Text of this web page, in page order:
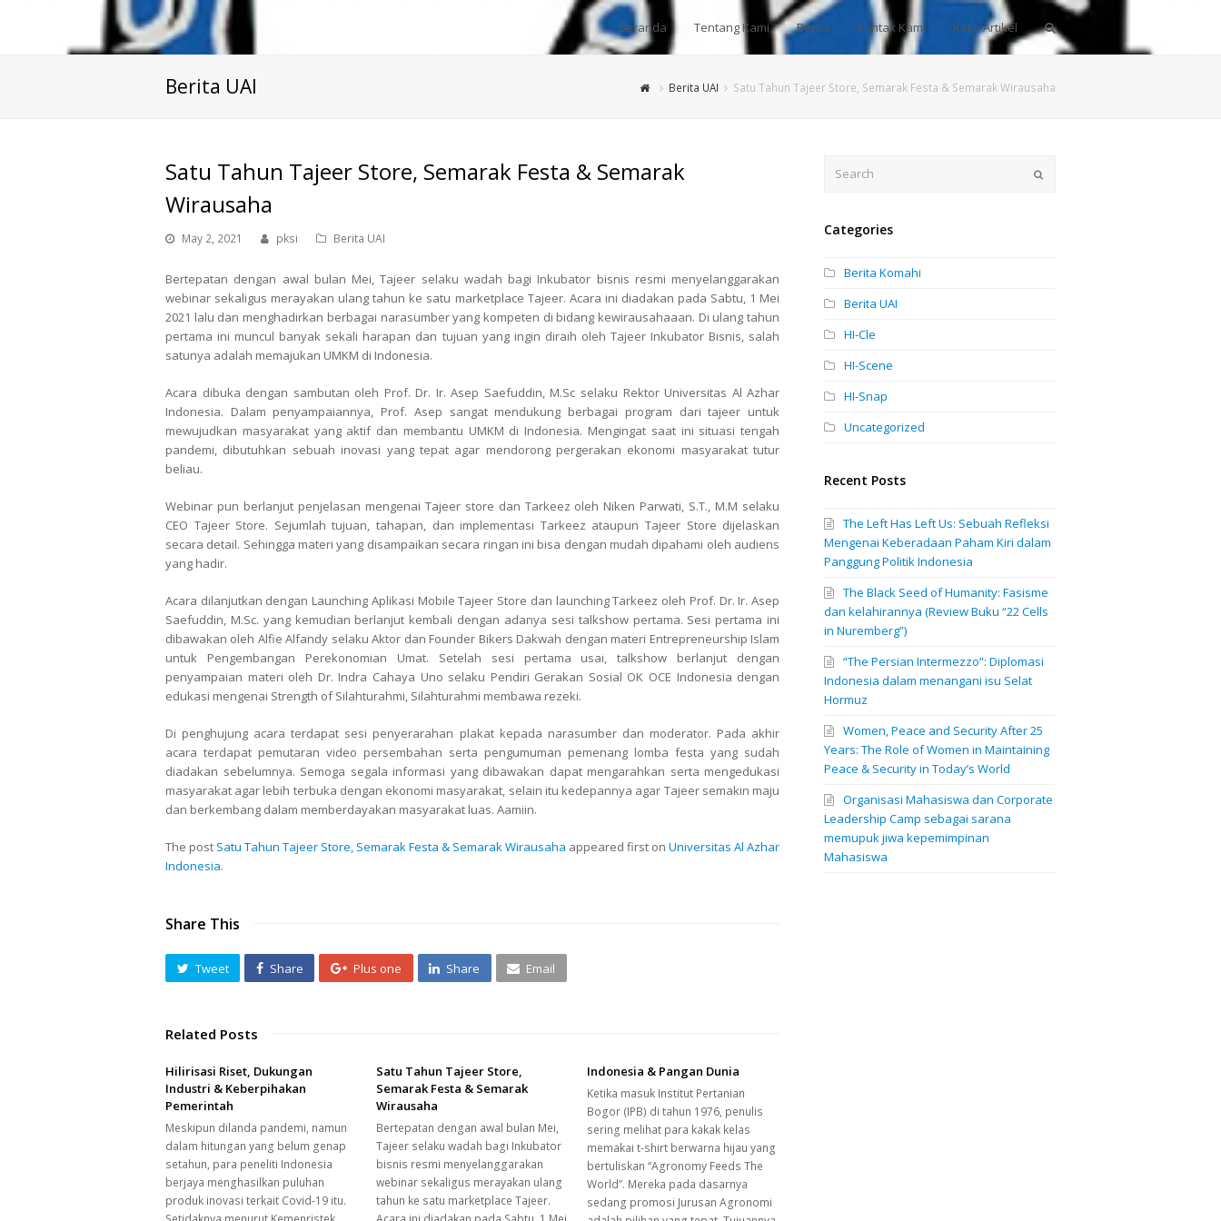
Beranda Tentang Kami Berita Kontak Kami Kirim Artikel
Berita UAI Berita UAI Satu Tahun Tajeer Store, Semarak Festa & Semarak Wirausaha
Satu Tahun Tajeer Store, Semarak Festa & Semarak
Wirausaha
May 2, 2021 pksi Berita UAI
Bertepatan dengan awal bulan Mei, Tajeer selaku wadah bagi Inkubator bisnis resmi menyelanggarakan
webinar sekaligus merayakan ulang tahun ke satu marketplace Tajeer. Acara ini diadakan pada Sabtu, 1 Mei
2021 lalu dan menghadirkan berbagai narasumber yang kompeten di bidang kewirausahaaan. Di ulang tahun
pertama ini muncul banyak sekali harapan dan tujuan yang ingin diraih oleh Tajeer Inkubator Bisnis, salah
satunya adalah memajukan UMKM di Indonesia.
Acara dibuka dengan sambutan oleh Prof. Dr. Ir. Asep Saefuddin, M.Sc selaku Rektor Universitas Al Azhar
Indonesia. Dalam penyampaiannya, Prof. Asep sangat mendukung berbagai program dari tajeer untuk
mewujudkan masyarakat yang aktif dan membantu UMKM di Indonesia. Mengingat saat ini situasi tengah
pandemi, dibutuhkan sebuah inovasi yang tepat agar mendorong pergerakan ekonomi masyarakat tutur
beliau.
Webinar pun berlanjut penjelasan mengenai Tajeer store dan Tarkeez oleh Niken Parwati, S.T., M.M selaku
CEO Tajeer Store. Sejumlah tujuan, tahapan, dan implementasi Tarkeez ataupun Tajeer Store dijelaskan
secara detail. Sehingga materi yang disampaikan secara ringan ini bisa dengan mudah dipahami oleh audiens
yang hadir.
Acara dilanjutkan dengan Launching Aplikasi Mobile Tajeer Store dan launching Tarkeez oleh Prof. Dr. Ir. Asep
Saefuddin, M.Sc. yang kemudian berlanjut kembali dengan adanya sesi talkshow pertama. Sesi pertama ini
dibawakan oleh Alfie Alfandy selaku Aktor dan Founder Bikers Dakwah dengan materi Entrepreneurship Islam
untuk Pengembangan Perekonomian Umat. Setelah sesi pertama usai, talkshow berlanjut dengan
penyampaian materi oleh Dr. Indra Cahaya Uno selaku Pendiri Gerakan Sosial OK OCE Indonesia dengan
edukasi mengenai Strength of Silahturahmi, Silahturahmi membawa rezeki.
Di penghujung acara terdapat sesi penyerarahan plakat kepada narasumber dan moderator. Pada akhir
acara terdapat pemutaran video persembahan serta pengumuman pemenang lomba festa yang sudah
diadakan sebelumnya. Semoga segala informasi yang dibawakan dapat mengarahkan serta mengedukasi
masyarakat agar lebih terbuka dengan ekonomi masyarakat, selain itu kedepannya agar Tajeer semakin maju
dan berkembang dalam memberdayakan masyarakat luas. Aamiin.
The post Satu Tahun Tajeer Store, Semarak Festa & Semarak Wirausaha appeared first on Universitas Al Azhar
Indonesia.
Share This
Tweet Share Plus one Share Email
Related Posts
Hilirisasi Riset, Dukungan
Industri & Keberpihakan
Pemerintah
Meskipun dilanda pandemi, namun
dalam hitungan yang belum genap
setahun, para peneliti Indonesia
berjaya menghasilkan puluhan
produk inovasi terkait Covid-19 itu.
Satu Tahun Tajeer Store,
Semarak Festa & Semarak
Wirausaha
Bertepatan dengan awal bulan Mei,
Tajeer selaku wadah bagi Inkubator
bisnis resmi menyelanggarakan
webinar sekaligus merayakan ulang
tahun ke satu marketplace Tajeer.
Indonesia & Pangan Dunia
Ketika masuk Institut Pertanian
Bogor (IPB) di tahun 1976, penulis
sering melihat para kakak kelas
memakai t-shirt berwarna hijau yang
bertuliskan “Agronomy Feeds The
World”. Mereka pada dasarnya
sedang promosi Jurusan Agronomi
Categories
Berita Komahi
Berita UAI
HI-Cle
HI-Scene
HI-Snap
Uncategorized
Recent Posts
The Left Has Left Us: Sebuah Refleksi
Mengenai Keberadaan Paham Kiri dalam
Panggung Politik Indonesia
The Black Seed of Humanity: Fasisme
dan kelahirannya (Review Buku “22 Cells
in Nuremberg”)
“The Persian Intermezzo”: Diplomasi
Indonesia dalam menangani isu Selat
Hormuz
Women, Peace and Security After 25
Years: The Role of Women in Maintaining
Peace & Security in Today’s World
Organisasi Mahasiswa dan Corporate
Leadership Camp sebagai sarana
memupuk jiwa kepemimpinan
Mahasiswa